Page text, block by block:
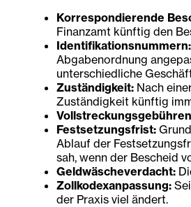
Korrespondierende
Finanzamt künftig den
Identifikationsnummern:
Abgabenordnung
unterschiedliche
Zuständigkeit:Nach
Zuständigkeit künftig
Festsetzungsfrist:
Ablauf der
sah, wenn der Bescheid
Geldwäscheverdacht:
Zollkodexanpassung:
der Praxis viel ändert.